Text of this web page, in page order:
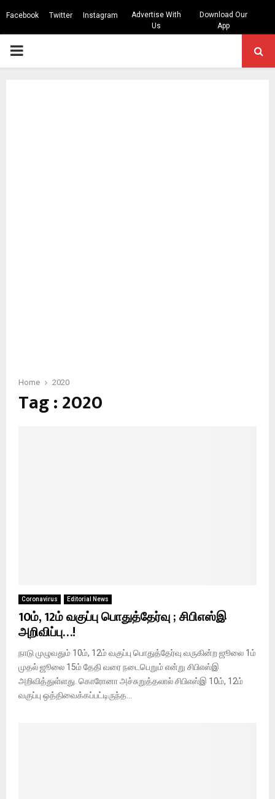
Facebook Twitter Instagram
Advertise With
Us
Download Our
App
PRIMARY
Home 2020
Tag : 2020
Coronavirus Editorial News
10ம், 12ம் வகுப்பு பொதுத்தேர்வு ; சிபிஎஸ்இ
அறிவிப்பு…!
நாடு முழுவதும் 10ம், 12ம் வகுப்பு பொதுத்தேர்வு வருகின்ற ஜூலை 1ம்
முதல் ஜூலை 15ம் தேதி வரை நடைபெறும் என்று சிபிஎஸ்இ
அறிவித்துள்ளது. கொரோனா அச்சுறுத்தலால் சிபிஎஸ்இ 10ம், 12ம்
வகுப்பு ஒத்திவைக்கப்பட்டிருந்த...